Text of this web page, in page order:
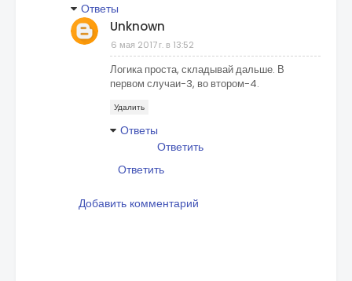
Ответы
Unknown
6 мая 2017 г. в 13:52
Логика проста, складывай дальше. В
первом случаи-3, во втором-4.
Удалить
Ответы
Ответить
Ответить
Добавить комментарий